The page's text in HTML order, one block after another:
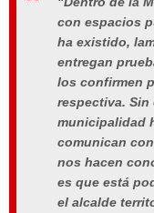
con espacios
ha existido,
entregan
los confirmen
respectiva. Sin
municipalidad
comunican
nos hacen
es que está
el alcalde